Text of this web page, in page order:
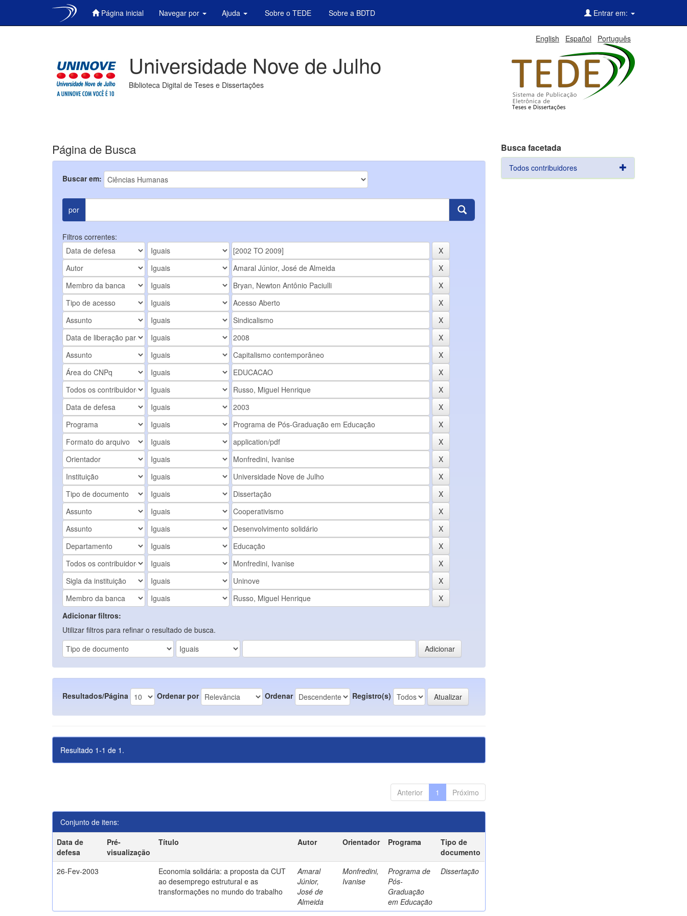
Página inicial Navegar por Ajuda Sobre o TEDE Sobre a BDTD Entrar em:
English Español Português
Universidade Nove de Julho
Biblioteca Digital de Teses e Dissertações
Página de Busca
Buscar em:
por
Filtros correntes:
Adicionar filtros:
Utilizar filtros para refinar o resultado de busca.
Resultados/Página Ordenar por Ordenar Registro(s)
Resultado 1-1 de 1.
Anterior 1 Próximo
Conjunto de itens:
Data de
defesa
Pré-
visualização
Título Autor Orientador Programa
Tipo de
documento
26-Fev-2003
Economia solidária: a proposta da CUT
ao desemprego estrutural e as
transformações no mundo do trabalho
Amaral
Júnior,
José de
Almeida
Monfredini,
Ivanise
Programa de
Pós-
Graduação
em Educação
Dissertação
Busca facetada
Todos contribuidores